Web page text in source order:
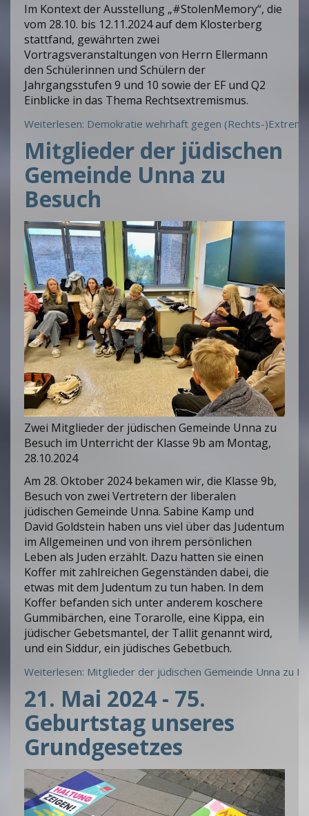
Im Kontext der Ausstellung „#StolenMemory“, die
vom 28.10. bis 12.11.2024 auf dem Klosterberg
stattfand, gewährten zwei
Vortragsveranstaltungen von Herrn Ellermann
den Schülerinnen und Schülern der
Jahrgangsstufen 9 und 10 sowie der EF und Q2
Einblicke in das Thema Rechtsextremismus.
Weiterlesen: Demokratie wehrhaft gegen (Rechts-
Mitglieder der jüdischen
Gemeinde Unna zu
Besuch
Zwei Mitglieder der jüdischen Gemeinde Unna zu
Besuch im Unterricht der Klasse 9b am Montag,
28.10.2024
Am 28. Oktober 2024 bekamen wir, die Klasse 9b,
Besuch von zwei Vertretern der liberalen
jüdischen Gemeinde Unna. Sabine Kamp und
David Goldstein haben uns viel über das Judentum
im Allgemeinen und von ihrem persönlichen
Leben als Juden erzählt. Dazu hatten sie einen
Koffer mit zahlreichen Gegenständen dabei, die
etwas mit dem Judentum zu tun haben. In dem
Koffer befanden sich unter anderem koschere
Gummibärchen, eine Torarolle, eine Kippa, ein
jüdischer Gebetsmantel, der Tallit genannt wird,
und ein Siddur, ein jüdisches Gebetbuch.
Weiterlesen: Mitglieder der jüdischen Gemeinde Unna zu
21. Mai 2024 - 75.
Geburtstag unseres
Grundgesetzes